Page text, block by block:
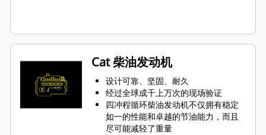
Cat 柴油发动机
设计可靠、坚固、耐久
经过全球成千上万次的现场验证
四冲程循环柴油发动机不仅拥有稳定
如一的性能和卓越的节油能力，而且
尽可能减轻了重量